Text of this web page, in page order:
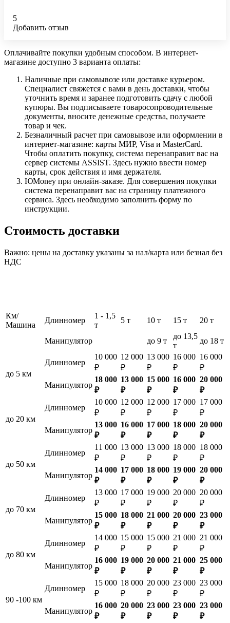
5
Добавить отзыв
Оплачивайте покупки удобным способом. В интернет-
магазине доступно 3 варианта оплаты:
Наличные при самовывозе или доставке курьером.
Специалист свяжется с вами в день доставки, чтобы
уточнить время и заранее подготовить сдачу с любой
купюры. Вы подписываете товаросопроводительные
документы, вносите денежные средства, получаете
товар и чек.
Безналичный расчет при самовывозе или оформлении в
интернет-магазине: карты МИР, Visa и MasterCard.
Чтобы оплатить покупку, система перенаправит вас на
сервер системы ASSIST. Здесь нужно ввести номер
карты, срок действия и имя держателя.
ЮMoney при онлайн-заказе. Для совершения покупки
система перенаправит вас на страницу платежного
сервиса. Здесь необходимо заполнить форму по
инструкции.
Стоимость доставки
Важно: цены на доставку указаны за нал/карта или безнал без
НДС
Км/
Машина
Длинномер
1 - 1,5
т
5 т 10 т 15 т 20 т
Манипулятор до 9 т
до 13,5
т
до 18 т
до 5 км
Длинномер
10 000
₽
12 000
₽
13 000
₽
16 000
₽
16 000
₽
Манипулятор
18 000
₽
13 000
₽
15 000
₽
16 000
₽
20 000
₽
до 20 км
Длинномер
10 000
₽
12 000
₽
12 000
₽
17 000
₽
17 000
₽
Манипулятор
13 000
₽
16 000
₽
17 000
₽
18 000
₽
20 000
₽
до 50 км
Длинномер
11 000
₽
13 000
₽
13 000
₽
18 000
₽
18 000
₽
Манипулятор
14 000
₽
17 000
₽
18 000
₽
19 000
₽
20 000
₽
до 70 км
Длинномер
13 000
₽
17 000
₽
19 000
₽
20 000
₽
20 000
₽
Манипулятор
15 000
₽
18 000
₽
21 000
₽
20 000
₽
23 000
₽
до 80 км
Длинномер
14 000
₽
15 000
₽
15 000
₽
21 000
₽
21 000
₽
Манипулятор
16 000
₽
19 000
₽
20 000
₽
21 000
₽
25 000
₽
90 -100 км
Длинномер
15 000
₽
18 000
₽
20 000
₽
23 000
₽
23 000
₽
Манипулятор
16 000
₽
20 000
₽
23 000
₽
23 000
₽
23 000
₽